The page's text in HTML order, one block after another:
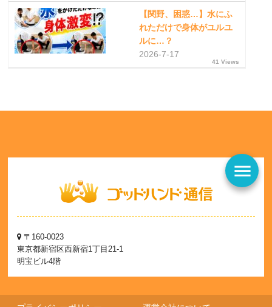
【関野、困惑…】水にふ
れただけで身体がユルユ
ルに…？
2026-7-17
41 Views
menu
〒160-0023
東京都新宿区西新宿1丁目21-1
明宝ビル4階